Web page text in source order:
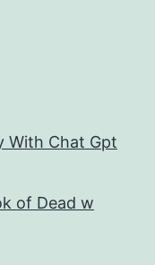
With Chat Gpt
of Dead w